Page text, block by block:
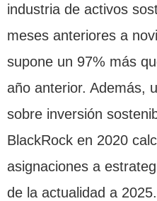
industria de activos
meses anteriores a
supone un 97% más
año anterior. Además,
sobre inversión
BlackRock en 2020
asignaciones a
de la actualidad a